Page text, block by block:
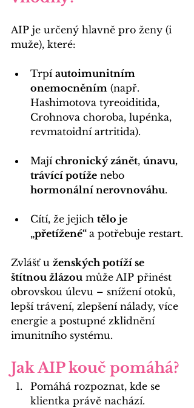
AIP je určený hlavně pro ženy (i
muže), které:
Trpí autoimunitním
onemocněním (např.
Hashimotova tyreoiditida,
Crohnova choroba, lupénka,
revmatoidní artritida).
Mají chronický zánět, únavu,
trávící potíže nebo
hormonální nerovnováhu.
Cítí, že jejich tělo je
„přetížené“ a potřebuje restart.
Zvlášť u ženských potíží se
štítnou žlázou může AIP přinést
obrovskou úlevu – snížení otoků,
lepší trávení, zlepšení nálady, více
energie a postupné zklidnění
imunitního systému.
Jak AIP kouč pomáhá?
Pomáhá rozpoznat, kde se
klientka právě nachází.